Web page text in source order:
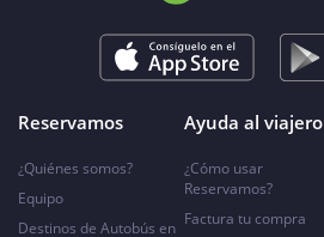
Reservamos
¿Quiénes somos?
Equipo
Destinos de Autobús en
Ayuda al viajero
¿Cómo usar
Reservamos?
Factura tu compra